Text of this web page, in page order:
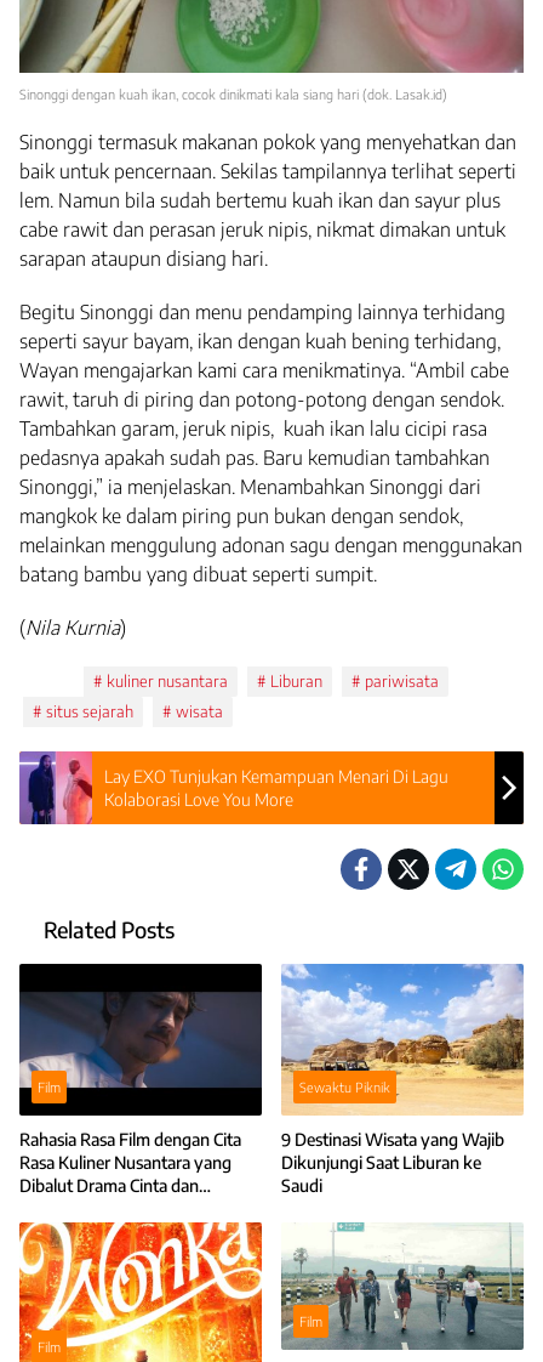
Sinonggi dengan kuah ikan, cocok dinikmati kala siang hari (dok. Lasak.id)
Sinonggi termasuk makanan pokok yang menyehatkan dan
baik untuk pencernaan. Sekilas tampilannya terlihat seperti
lem. Namun bila sudah bertemu kuah ikan dan sayur plus
cabe rawit dan perasan jeruk nipis, nikmat dimakan untuk
sarapan ataupun disiang hari.
Begitu Sinonggi dan menu pendamping lainnya terhidang
seperti sayur bayam, ikan dengan kuah bening terhidang,
Wayan mengajarkan kami cara menikmatinya. “Ambil cabe
rawit, taruh di piring dan potong-potong dengan sendok.
Tambahkan garam, jeruk nipis, kuah ikan lalu cicipi rasa
pedasnya apakah sudah pas. Baru kemudian tambahkan
Sinonggi,” ia menjelaskan. Menambahkan Sinonggi dari
mangkok ke dalam piring pun bukan dengan sendok,
melainkan menggulung adonan sagu dengan menggunakan
batang bambu yang dibuat seperti sumpit.
(Nila Kurnia)
kuliner nusantara Liburan
pariwisata
situs sejarah
wisata
Lay EXO Tunjukan Kemampuan Menari Di Lagu
Kolaborasi Love You More
Related Posts
Film
Rahasia Rasa Film dengan Cita
Rasa Kuliner Nusantara yang
Dibalut Drama Cinta dan
Sewaktu Piknik
9 Destinasi Wisata yang Wajib
Dikunjungi Saat Liburan ke
Saudi
Film
Film